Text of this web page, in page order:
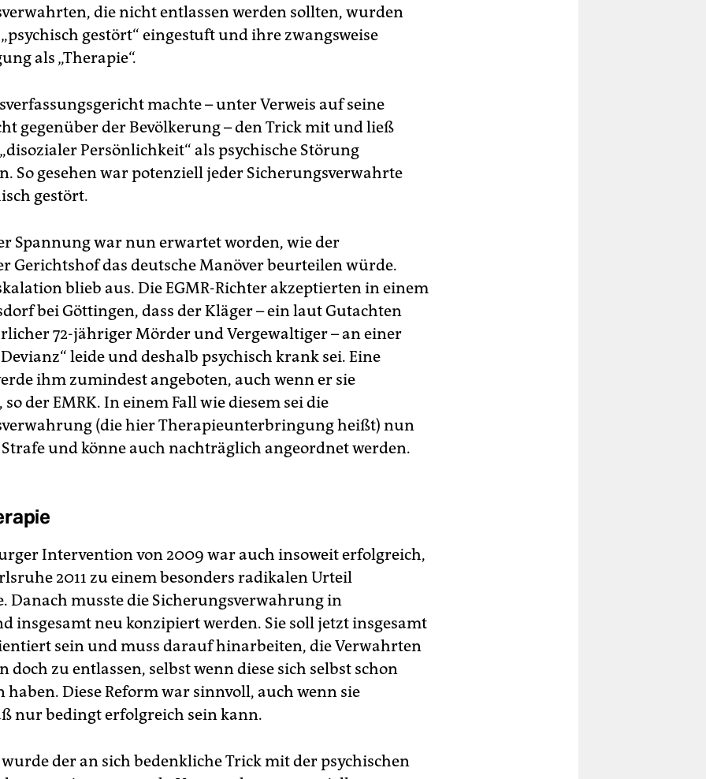
die nicht entlassen werden sollten, wurden
gestört“ eingestuft und ihre zwangsweise
als „Therapie“.
machte – unter Verweis auf seine
gegenüber der Bevölkerung – den Trick mit und ließ
Persönlichkeit“ als psychische Störung
So gesehen war potenziell jeder Sicherungsverwahrte
gestört.
Spannung war nun erwartet worden, wie der
Gerichtshof das deutsche Manöver beurteilen würde.
blieb aus. Die EGMR-Richter akzeptierten in einem
bei Göttingen, dass der Kläger – ein laut Gutachten
72-jähriger Mörder und Vergewaltiger – an einer
leide und deshalb psychisch krank sei. Eine
ihm zumindest angeboten, auch wenn er sie
so der EMRK. In einem Fall wie diesem sei die
(die hier Therapieunterbringung heißt) nun
und könne auch nachträglich angeordnet werden.
Intervention von 2009 war auch insoweit erfolgreich,
2011 zu einem besonders radikalen Urteil
Danach musste die Sicherungsverwahrung in
insgesamt neu konzipiert werden. Sie soll jetzt insgesamt
sein und muss darauf hinarbeiten, die Verwahrten
doch zu entlassen, selbst wenn diese sich selbst schon
haben. Diese Reform war sinnvoll, auch wenn sie
nur bedingt erfolgreich sein kann.
der an sich bedenkliche Trick mit der psychischen